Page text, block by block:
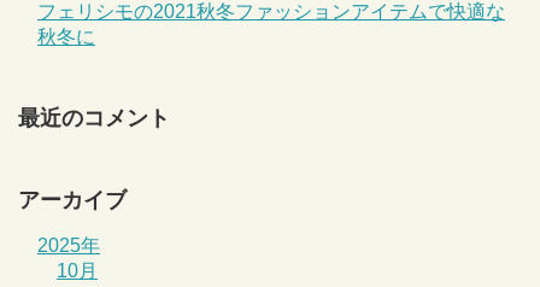
フェリシモの2021秋冬ファッションアイテムで快適な
秋冬に
最近のコメント
アーカイブ
2025年
10月